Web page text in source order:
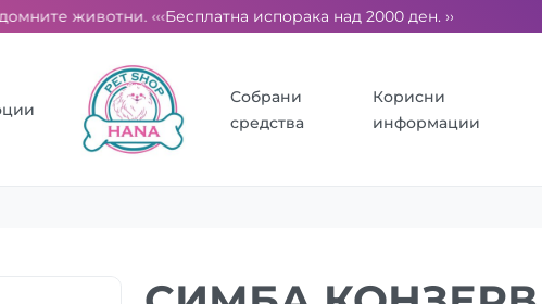
животни. ‹‹‹Бесплатна испорака над 2000 ден. ››› 2% од
Собрани
средства
Корисни
информации